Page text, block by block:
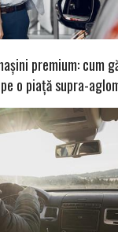
premium: cum
o piață supra-